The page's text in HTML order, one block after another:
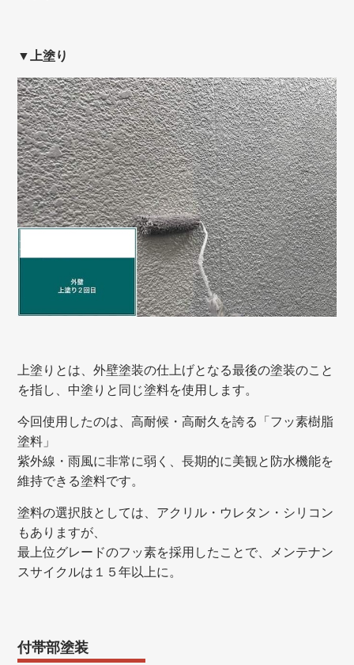
▼上塗り
上塗りとは、外壁塗装の仕上げとなる最後の塗装のこと
を指し、中塗りと同じ塗料を使用します。
今回使用したのは、高耐候・高耐久を誇る「フッ素樹脂
塗料」
紫外線・雨風に非常に弱く、長期的に美観と防水機能を
維持できる塗料です。
塗料の選択肢としては、アクリル・ウレタン・シリコン
もありますが、
最上位グレードのフッ素を採用したことで、メンテナン
スサイクルは１５年以上に。
付帯部塗装